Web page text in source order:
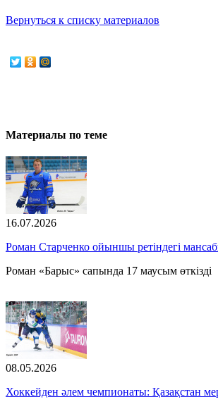
Вернуться к списку материалов
Материалы по теме
16.07.2026
Роман Старченко ойыншы ретіндегі
Роман «Барыс» сапында 17 маусым өткізді
08.05.2026
Хоккейден әлем чемпионаты: Қазақстан